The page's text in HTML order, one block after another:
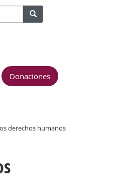
Donaciones
derechos humanos